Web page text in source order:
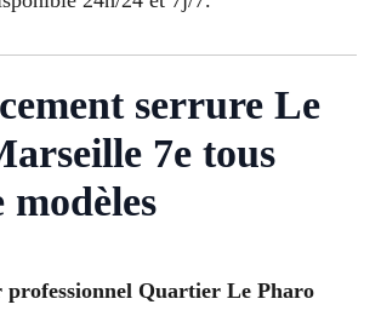
serrure Le
7e tous
modèles
Quartier Le Pharo